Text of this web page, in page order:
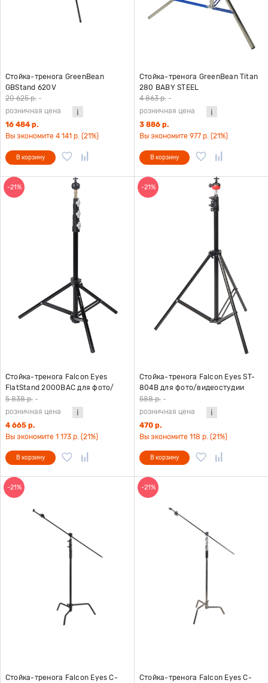
Стойка-тренога GreenBean
GBStand 620V
20 625 р. -
розничная цена
16 484 р.
Вы экономите 4 141 р. (21%)
В корзину
Стойка-тренога GreenBean Titan
280 BABY STEEL
4 863 р. -
розничная цена
3 886 р.
Вы экономите 977 р. (21%)
В корзину
-21%
Стойка-тренога Falcon Eyes
FlatStand 2000BAC для фото/
видеостудии
5 838 р. -
розничная цена
4 665 р.
Вы экономите 1 173 р. (21%)
В корзину
-21%
Стойка-тренога Falcon Eyes ST-
804B для фото/видеостудии
588 р. -
розничная цена
470 р.
Вы экономите 118 р. (21%)
В корзину
-21%
Стойка-тренога Falcon Eyes C-
-21%
Стойка-тренога Falcon Eyes C-